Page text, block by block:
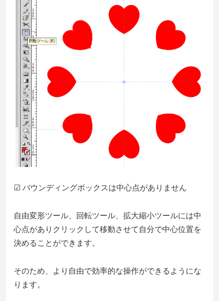
☑ バウンディングボックスは中心点がありません
自由変形ツール、回転ツール、拡大縮小ツールには中
心点がありクリックして移動させて自分で中心位置を
決めることができます。
そのため、より自由で効率的な操作ができるようにな
ります。